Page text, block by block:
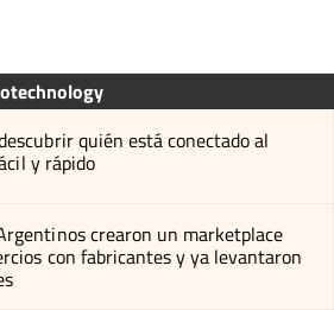
quién está conectado al
y rápido
crearon un marketplace
con fabricantes y ya levantaron